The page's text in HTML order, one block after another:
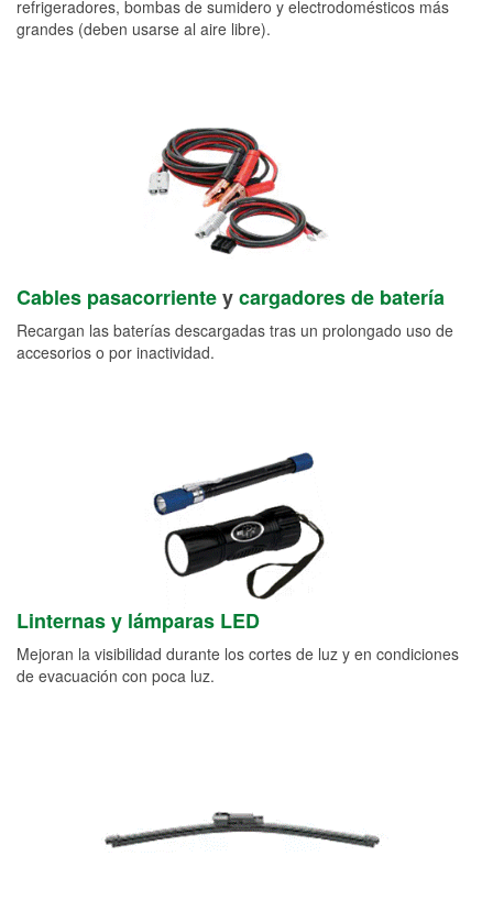
refrigeradores, bombas de sumidero y electrodomésticos más
grandes (deben usarse al aire libre).
Cables pasacorrienteycargadores de batería
Recargan las baterías descargadas tras un prolongado uso de
accesorios o por inactividad.
Linternas y lámparas LED
Mejoran la visibilidad durante los cortes de luz y en condiciones
de evacuación con poca luz.